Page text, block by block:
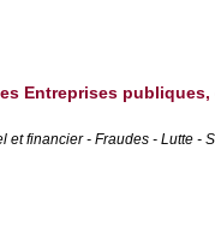
Entreprises
financier - Fraudes - Lutte